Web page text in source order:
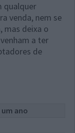
qualquer
venda, nem se
mas deixa o
a ter
de
ano